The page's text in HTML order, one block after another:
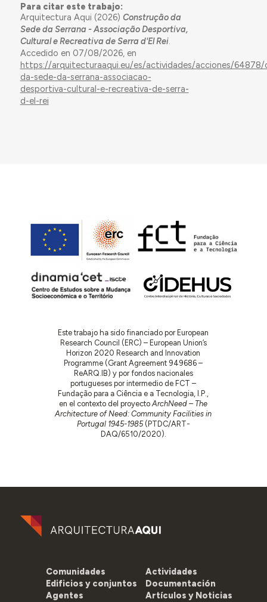
Para citar este trabajo:
Arquitectura Aqui (2026) Construção da
Sede da Serrana - Associação Desportiva,
Cultural e Recreativa de Serra d'El Rei.
Accedido en 07/08/2026, en
https://arquitecturaaqui.eu/es/actividades/acciones/
da-sede-da-serrana-associacao-
desportiva-cultural-e-recreativa-de-serra-
d-el-rei
Este trabajo ha sido financiado por European
Research Council (ERC) – European Union’s
Horizon 2020 Research and Innovation
Programme (Grant Agreement 949686 –
ReARQ.IB) y por fondos nacionales
portugueses por intermedio de FCT –
Fundação para a Ciência e a Tecnologia, I.P.,
en el contexto del proyectoArchNeed – The
Architecture of Need: Community Facilities in
Portugal 1945-1985(PTDC/ART-
DAQ/6510/2020).
Comunidades
Edificios y conjuntos
Agentes
Actividades
Documentación
Artículos y Noticias